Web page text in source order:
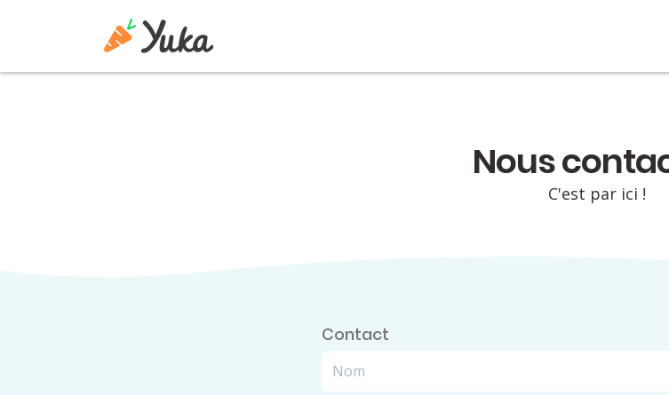
Nous
C'est par ici !
Contact